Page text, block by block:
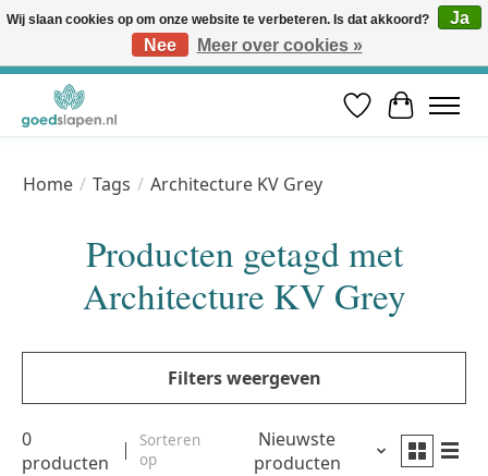
Vóór 12u besteld, volgende werkdag in huis* | Gratis verzending vanaf €50 | Professioneel slaapadvies
Verlanglijst
Home / Tags / Architecture KV Grey
Producten getagd met
Architecture KV Grey
Filters weergeven
0
producten
Sorteren
op
Nieuwste
producten
Wij slaan cookies op om onze website te verbeteren. Is dat akkoord?
Ja
Nee
Meer over cookies »